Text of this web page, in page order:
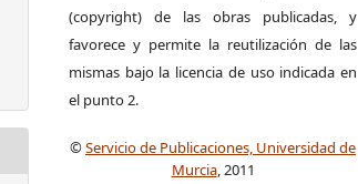
(copyright) de las obras publicadas, y
favorece y permite la reutilización de las
mismas bajo la licencia de uso indicada en
el punto 2.
©Servicio de Publicaciones, Universidad de
Murcia, 2011